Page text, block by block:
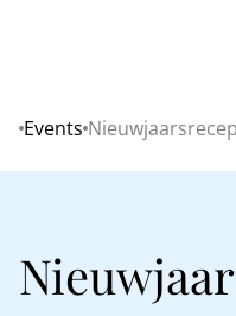
Home
Events